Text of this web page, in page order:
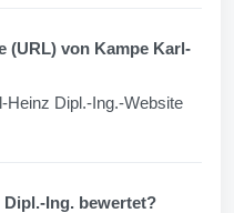
(URL) von Kampe Karl-
Heinz Dipl.-Ing.-Website
Ing. bewertet?